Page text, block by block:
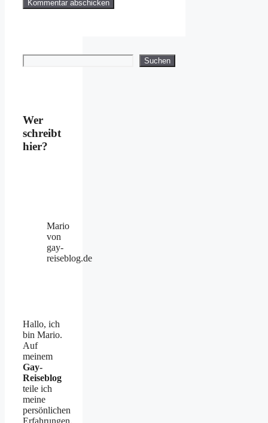
Suchen Suchen
Wer
schreibt
hier?
Mario
von
gay-
reiseblog.de
Hallo, ich
bin Mario.
Auf
meinem
Gay-
Reiseblog
teile ich
meine
persönlichen